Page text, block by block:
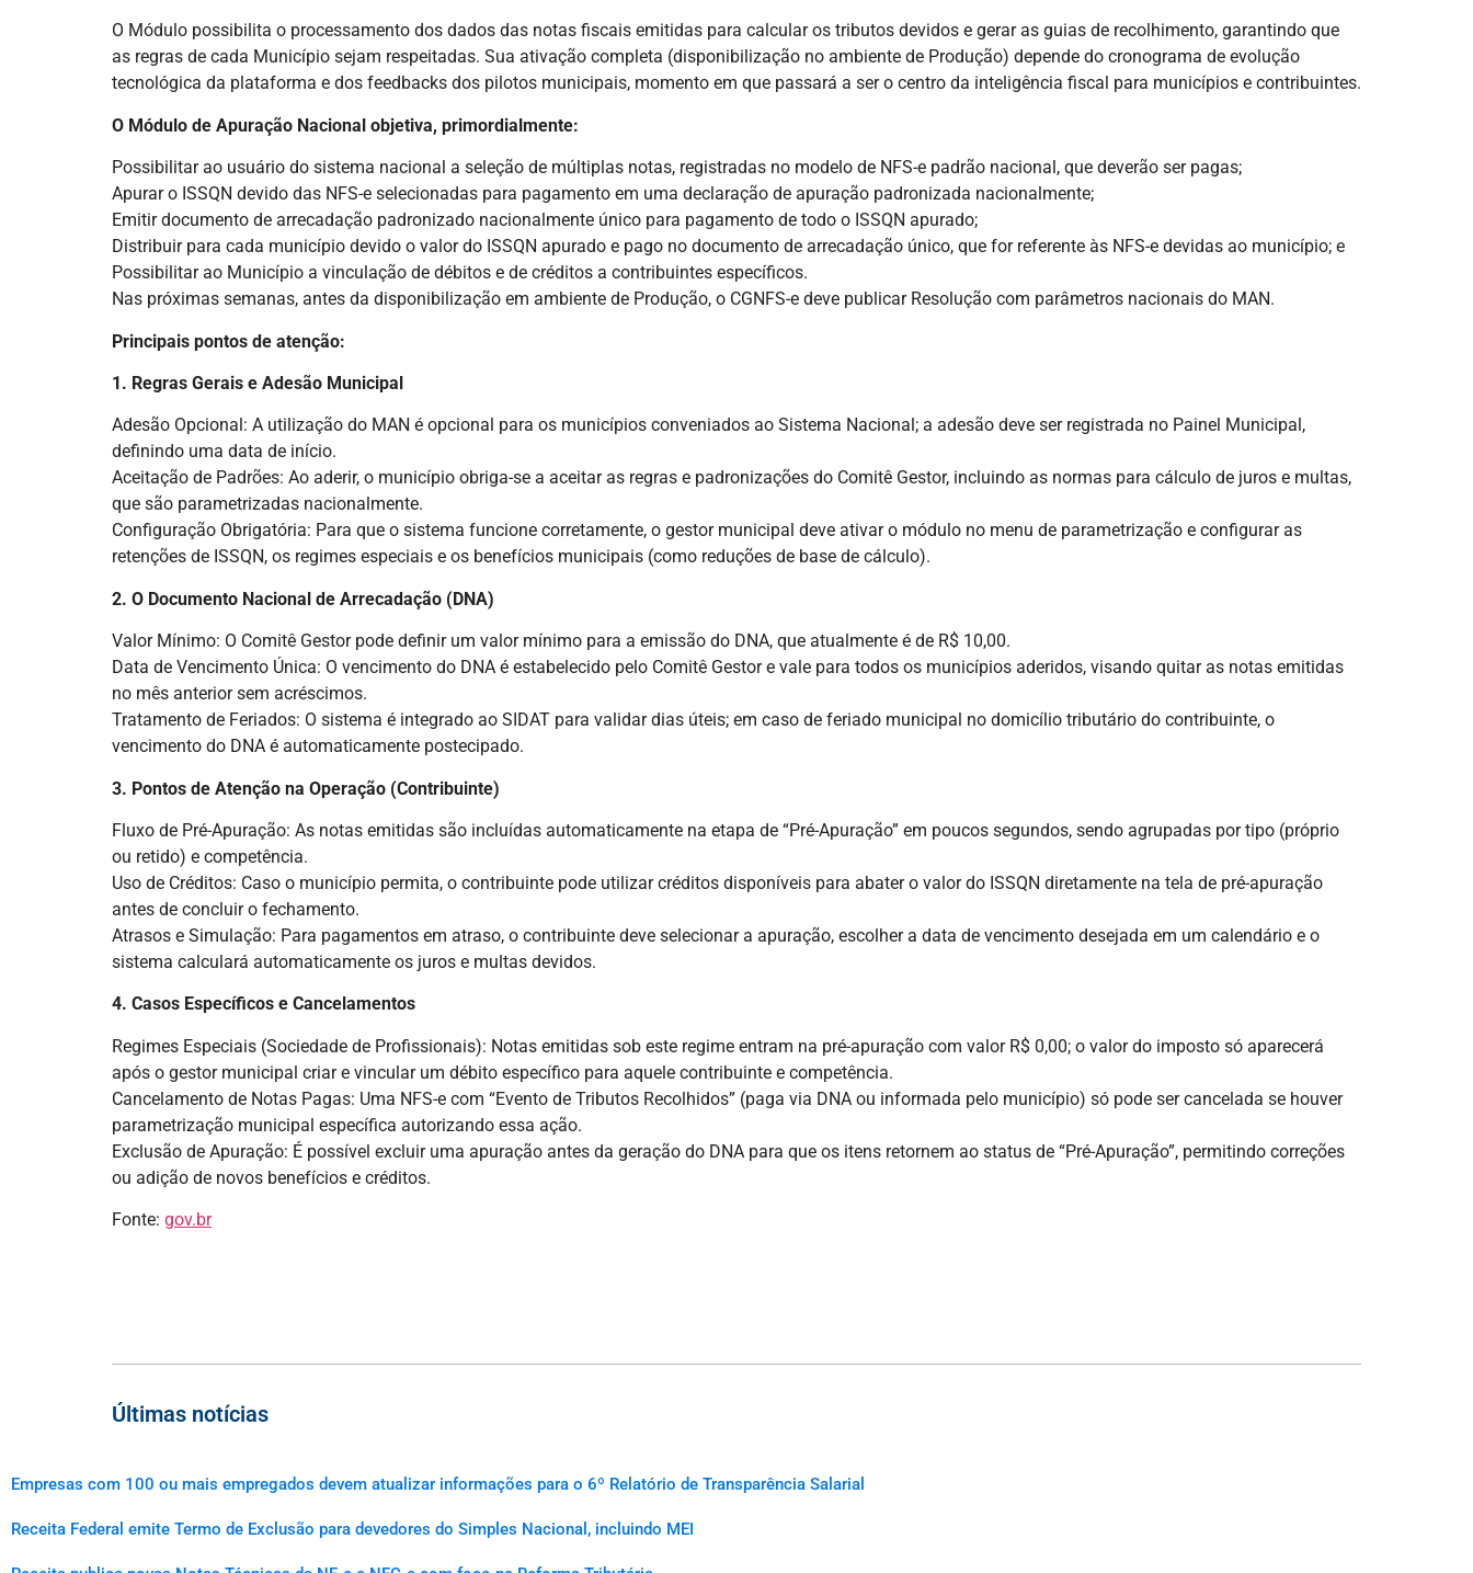
O Módulo possibilita o processamento dos dados das notas fiscais emitidas para calcular os tributos devidos e gerar as guias de recolhimento, garantindo que
as regras de cada Município sejam respeitadas. Sua ativação completa (disponibilização no ambiente de Produção) depende do cronograma de evolução
tecnológica da plataforma e dos feedbacks dos pilotos municipais, momento em que passará a ser o centro da inteligência fiscal para municípios e contribuintes.
O Módulo de Apuração Nacional objetiva, primordialmente:
Possibilitar ao usuário do sistema nacional a seleção de múltiplas notas, registradas no modelo de NFS-e padrão nacional, que deverão ser pagas;
Apurar o ISSQN devido das NFS-e selecionadas para pagamento em uma declaração de apuração padronizada nacionalmente;
Emitir documento de arrecadação padronizado nacionalmente único para pagamento de todo o ISSQN apurado;
Distribuir para cada município devido o valor do ISSQN apurado e pago no documento de arrecadação único, que for referente às NFS-e devidas ao município; e
Possibilitar ao Município a vinculação de débitos e de créditos a contribuintes específicos.
Nas próximas semanas, antes da disponibilização em ambiente de Produção, o CGNFS-e deve publicar Resolução com parâmetros nacionais do MAN.
Principais pontos de atenção:
1. Regras Gerais e Adesão Municipal
Adesão Opcional: A utilização do MAN é opcional para os municípios conveniados ao Sistema Nacional; a adesão deve ser registrada no Painel Municipal,
definindo uma data de início.
Aceitação de Padrões: Ao aderir, o município obriga-se a aceitar as regras e padronizações do Comitê Gestor, incluindo as normas para cálculo de juros e multas,
que são parametrizadas nacionalmente.
Configuração Obrigatória: Para que o sistema funcione corretamente, o gestor municipal deve ativar o módulo no menu de parametrização e configurar as
retenções de ISSQN, os regimes especiais e os benefícios municipais (como reduções de base de cálculo).
2. O Documento Nacional de Arrecadação (DNA)
Valor Mínimo: O Comitê Gestor pode definir um valor mínimo para a emissão do DNA, que atualmente é de R$ 10,00.
Data de Vencimento Única: O vencimento do DNA é estabelecido pelo Comitê Gestor e vale para todos os municípios aderidos, visando quitar as notas emitidas
no mês anterior sem acréscimos.
Tratamento de Feriados: O sistema é integrado ao SIDAT para validar dias úteis; em caso de feriado municipal no domicílio tributário do contribuinte, o
vencimento do DNA é automaticamente postecipado.
3. Pontos de Atenção na Operação (Contribuinte)
Fluxo de Pré-Apuração: As notas emitidas são incluídas automaticamente na etapa de “Pré-Apuração” em poucos segundos, sendo agrupadas por tipo (próprio
ou retido) e competência.
Uso de Créditos: Caso o município permita, o contribuinte pode utilizar créditos disponíveis para abater o valor do ISSQN diretamente na tela de pré-apuração
antes de concluir o fechamento.
Atrasos e Simulação: Para pagamentos em atraso, o contribuinte deve selecionar a apuração, escolher a data de vencimento desejada em um calendário e o
sistema calculará automaticamente os juros e multas devidos.
4. Casos Específicos e Cancelamentos
Regimes Especiais (Sociedade de Profissionais): Notas emitidas sob este regime entram na pré-apuração com valor R$ 0,00; o valor do imposto só aparecerá
após o gestor municipal criar e vincular um débito específico para aquele contribuinte e competência.
Cancelamento de Notas Pagas: Uma NFS-e com “Evento de Tributos Recolhidos” (paga via DNA ou informada pelo município) só pode ser cancelada se houver
parametrização municipal específica autorizando essa ação.
Exclusão de Apuração: É possível excluir uma apuração antes da geração do DNA para que os itens retornem ao status de “Pré-Apuração”, permitindo correções
ou adição de novos benefícios e créditos.
Fonte: gov.br
Últimas notícias
Empresas com 100 ou mais empregados devem atualizar informações para o 6º Relatório de Transparência Salarial
Receita Federal emite Termo de Exclusão para devedores do Simples Nacional, incluindo MEI